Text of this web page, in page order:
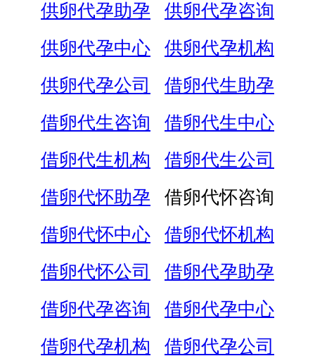
供卵代孕助孕
供卵代孕咨询
供卵代孕中心
供卵代孕机构
供卵代孕公司
借卵代生助孕
借卵代生咨询
借卵代生中心
借卵代生机构
借卵代生公司
借卵代怀助孕
借卵代怀咨询
借卵代怀中心
借卵代怀机构
借卵代怀公司
借卵代孕助孕
借卵代孕咨询
借卵代孕中心
借卵代孕机构
借卵代孕公司